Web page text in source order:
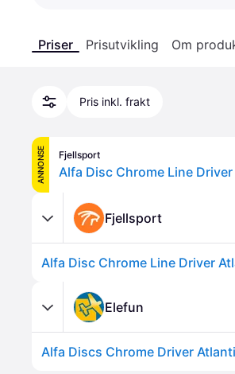
Priser Prisutvikling Om
Pris inkl. frakt
ANNONSE Fjellsport
Alfa Disc Chrome Line
Fjellsport
Alfa Disc Chrome Line Driver
Elefun
Alfa Discs Chrome Driver